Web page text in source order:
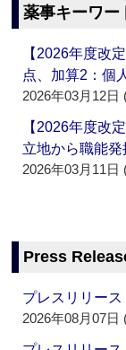
薬事キーワー
【2026年度改
点、加算2：個
2026年03月12日
【2026年度改
立地から職能発
2026年03月11日
Press
プレスリリー
2026年08月07日